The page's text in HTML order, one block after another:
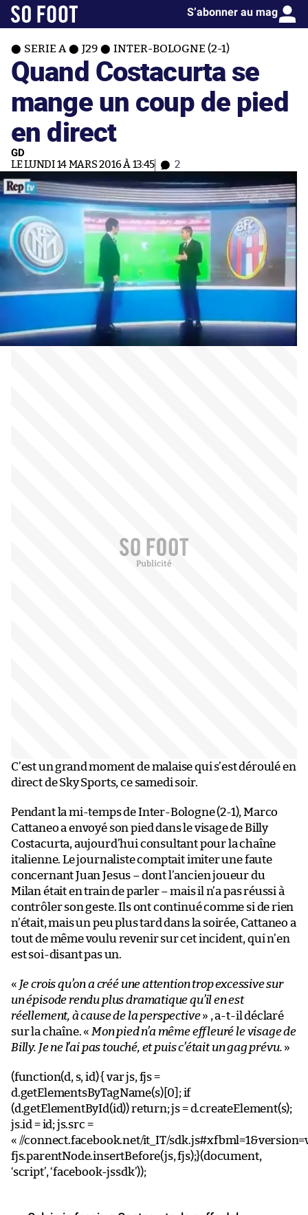
S’abonner au mag
SERIE A J29 INTER-BOLOGNE (2-1)
Quand Costacurta se
mange un coup de pied
en direct
GD
LE LUNDI 14 MARS 2016 À 13:45 2
C’est un grand moment de malaise qui s’est déroulé en
direct de Sky Sports, ce samedi soir.
Pendant la mi-temps de Inter-Bologne (2-1), Marco
Cattaneo a envoyé son pied dans le visage de Billy
Costacurta, aujourd’hui consultant pour la chaîne
italienne. Le journaliste comptait imiter une faute
concernant Juan Jesus – dont l’ancien joueur du
Milan était en train de parler – mais il n’a pas réussi à
contrôler son geste. Ils ont continué comme si de rien
n’était, mais un peu plus tard dans la soirée, Cattaneo a
tout de même voulu revenir sur cet incident, qui n’en
est soi-disant pas un.
« Je crois qu’on a créé une attention trop excessive sur
un épisode rendu plus dramatique qu’il en est
réellement, à cause de la perspective» , a-t-il déclaré
sur la chaîne. « Mon pied n’a même effleuré le visage de
Billy. Je ne l’ai pas touché, et puis c’était un gag prévu. »
(function(d, s, id) { var js, fjs =
d.getElementsByTagName(s)[0]; if
(d.getElementById(id)) return; js = d.createElement(s);
js.id = id; js.src =
« //connect.facebook.net/it_IT/
fjs.parentNode.insertBefore(js, fjs);}(document,
‘script’, ‘facebook-jssdk’));